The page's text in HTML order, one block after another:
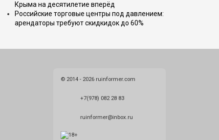
Крыма на десятилетие вперёд
Российские торговые центры под давлением:
арендаторы требуют скидкидок до 60%
© 2014 - 2026 ruinformer.com
+7(978) 082 28 83
ruinformer@inbox.ru